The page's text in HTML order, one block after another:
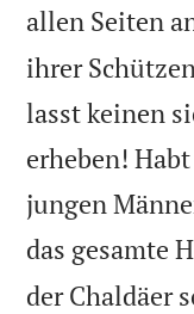
allen Seiten
ihrer
lasst keinen
erheben!
jungen
das gesamte
der Chaldäer